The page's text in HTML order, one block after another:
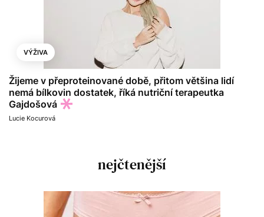
VÝŽIVA
Žijeme v přeproteinované době, přitom většina lidí
nemá bílkovin dostatek, říká nutriční terapeutka
Gajdošová
Lucie Kocurová
nejčtenější